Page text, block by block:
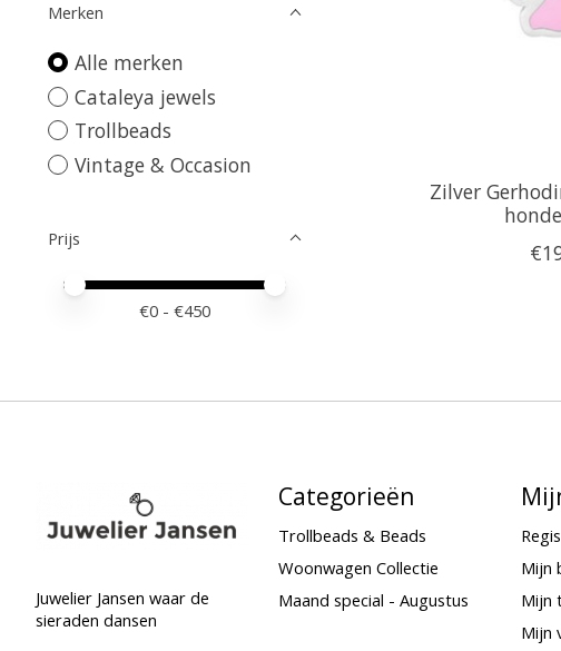
Merken
Alle merken
Cataleya jewels
Trollbeads
Vintage & Occasion
Prijs
Minimale prijswaarde
Price maximum value
€0 - €450
Zilver
Juwelier Jansen waar de
sieraden dansen
Categorieën
Trollbeads & Beads
Woonwagen Collectie
Maand special - Augustus
Mijn
Mijn
Mijn